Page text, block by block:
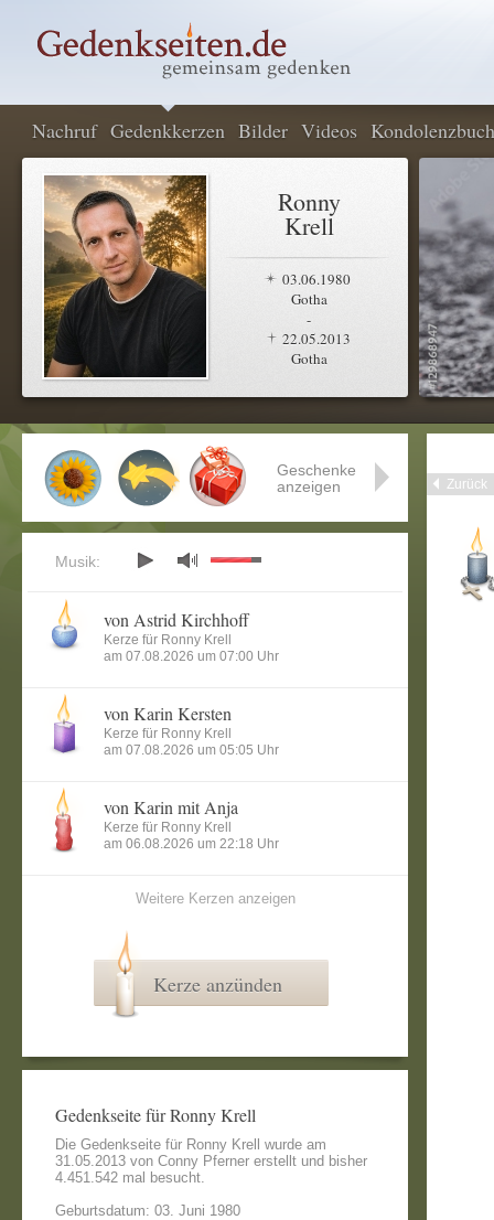
Nachruf Gedenkkerzen Bilder Videos Kondolenzbuch
Ronny
Krell
03.06.1980
Gotha
-
22.05.2013
Gotha
Zurück
Geschenke
anzeigen
Musik:
von Astrid Kirchhoff
Kerze für Ronny Krell
am 07.08.2026 um 07:00 Uhr
von Karin Kersten
Kerze für Ronny Krell
am 07.08.2026 um 05:05 Uhr
von Karin mit Anja
Kerze für Ronny Krell
am 06.08.2026 um 22:18 Uhr
Weitere Kerzen anzeigen
Kerze anzünden
Gedenkseite für Ronny Krell
Die Gedenkseite für Ronny Krell wurde am
31.05.2013 von Conny Pferner erstellt und bisher
4.451.542 mal besucht.
Geburtsdatum: 03. Juni 1980